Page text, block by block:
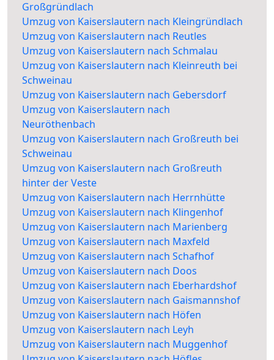
Großgründlach
Umzug von Kaiserslautern nach Kleingründlach
Umzug von Kaiserslautern nach Reutles
Umzug von Kaiserslautern nach Schmalau
Umzug von Kaiserslautern nach Kleinreuth bei
Schweinau
Umzug von Kaiserslautern nach Gebersdorf
Umzug von Kaiserslautern nach
Neuröthenbach
Umzug von Kaiserslautern nach Großreuth bei
Schweinau
Umzug von Kaiserslautern nach Großreuth
hinter der Veste
Umzug von Kaiserslautern nach Herrnhütte
Umzug von Kaiserslautern nach Klingenhof
Umzug von Kaiserslautern nach Marienberg
Umzug von Kaiserslautern nach Maxfeld
Umzug von Kaiserslautern nach Schafhof
Umzug von Kaiserslautern nach Doos
Umzug von Kaiserslautern nach Eberhardshof
Umzug von Kaiserslautern nach Gaismannshof
Umzug von Kaiserslautern nach Höfen
Umzug von Kaiserslautern nach Leyh
Umzug von Kaiserslautern nach Muggenhof